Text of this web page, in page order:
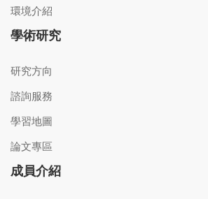
環境介紹
學術研究
研究方向
諮詢服務
學習地圖
論文專區
成員介紹